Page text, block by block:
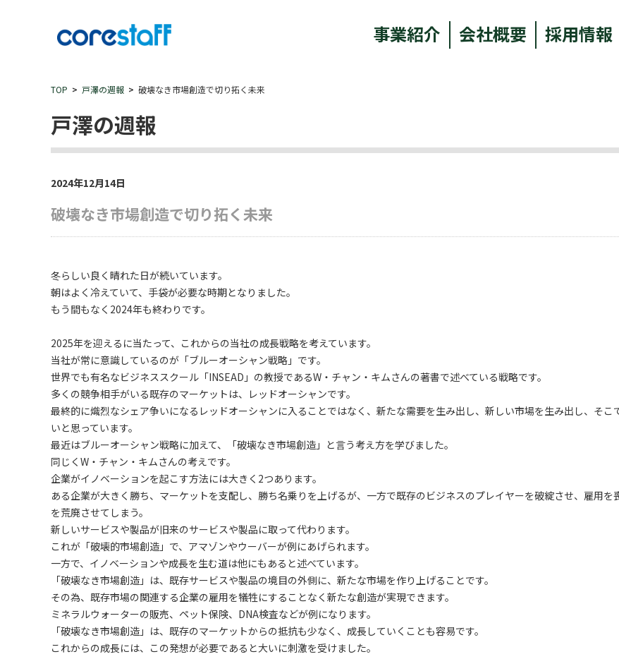
事業紹介 会社概要 採用情報
TOP 戸澤の週報 破壊なき市場創造で切り拓く未来
戸澤の週報
2024年12月14日
破壊なき市場創造で切り拓く未来
冬らしい良く晴れた日が続いています。
朝はよく冷えていて、手袋が必要な時期となりました。
もう間もなく2024年も終わりです。
2025年を迎えるに当たって、これからの当社の成長戦略を考えています。
当社が常に意識しているのが「ブルーオーシャン戦略」です。
世界でも有名なビジネススクール「INSEAD」の教授であるW・チャン・キムさんの著書で述べている戦略です。
多くの競争相手がいる既存のマーケットは、レッドオーシャンです。
最終的に熾烈なシェア争いになるレッドオーシャンに入ることではなく、新たな需要を生み出し、新しい市場を生み出し、そこ
いと思っています。
最近はブルーオーシャン戦略に加えて、「破壊なき市場創造」と言う考え方を学びました。
同じくW・チャン・キムさんの考えです。
企業がイノベーションを起こす方法には大きく2つあります。
ある企業が大きく勝ち、マーケットを支配し、勝ち名乗りを上げるが、一方で既存のビジネスのプレイヤーを破綻させ、雇用を
を荒廃させてしまう。
新しいサービスや製品が旧来のサービスや製品に取って代わります。
これが「破壊的市場創造」で、アマゾンやウーバーが例にあげられます。
一方で、イノベーションや成長を生む道は他にもあると述べています。
「破壊なき市場創造」は、既存サービスや製品の境目の外側に、新たな市場を作り上げることです。
その為、既存市場の関連する企業の雇用を犠牲にすることなく新たな創造が実現できます。
ミネラルウォーターの販売、ペット保険、DNA検査などが例になります。
「破壊なき市場創造」は、既存のマーケットからの抵抗も少なく、成長していくことも容易です。
これからの成長には、この発想が必要であると大いに刺激を受けました。